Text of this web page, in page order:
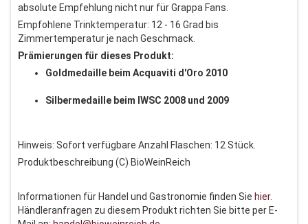
absolute Empfehlung nicht nur für Grappa Fans.
Empfohlene Trinktemperatur: 12 - 16 Grad bis
Zimmertemperatur je nach Geschmack.
Prämierungen für dieses Produkt:
Goldmedaille beim Acquaviti d'Oro 2010
Silbermedaille beim IWSC 2008 und 2009
Hinweis: Sofort verfügbare Anzahl Flaschen: 12 Stück.
Produktbeschreibung (C) BioWeinReich
Informationen für Handel und Gastronomie finden Sie hier.
Händleranfragen zu diesem Produkt richten Sie bitte per E-